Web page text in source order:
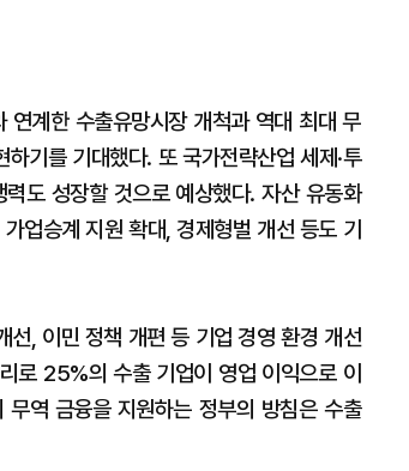
연계한 수출유망시장 개척과 역대 최대 무
기를 기대했다. 또 국가전략산업 세제·투
도 성장할 것으로 예상했다. 자산 유동화
업승계 지원 확대, 경제형벌 개선 등도 기
, 이민 정책 개편 등 기업 경영 환경 개선
로 25%의 수출 기업이 영업 이익으로 이
역 금융을 지원하는 정부의 방침은 수출